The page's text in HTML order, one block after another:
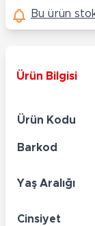
Bu ürün
Ürün Bilgisi
Ürün Kodu
Barkod
Yaş Aralığı
Cinsiyet